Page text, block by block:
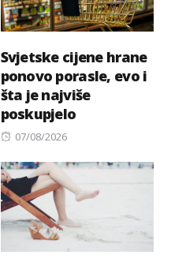
Svjetske cijene hrane
ponovo porasle, evo i
šta je najviše
poskupjelo
Posted
07/08/2026